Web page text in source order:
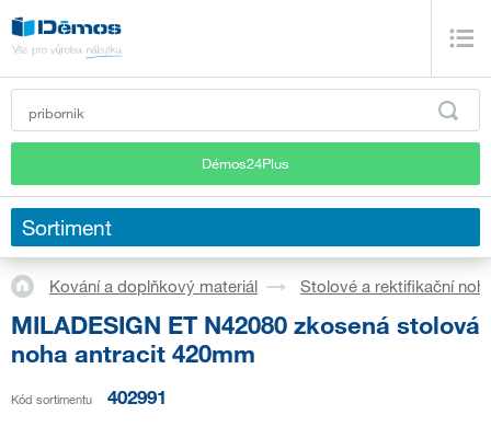
Démos24Plus
Sortiment
Kování a doplňkový materiál Stolové a rektifikační
MILADESIGN ET N42080 zkosená stolová
noha antracit 420mm
Kód sortimentu 402991